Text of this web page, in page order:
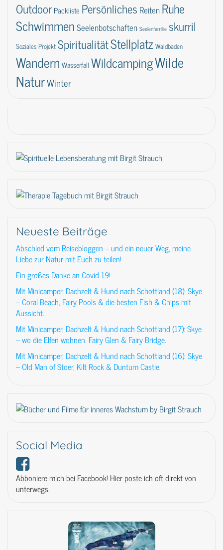
Outdoor Packliste Persönliches ReitenRuhe
SchwimmenSeelenbotschaften Seelenfamilie skurril
Soziales ProjektSpiritualitätStellplatzWaldbaden
Wandern Wasserfall WildcampingWilde
NaturWinter
Neueste Beiträge
Abschied vom Reisebloggen – und ein neuer Weg, meine
Liebe zur Natur mit Euch zu teilen!
Ein großes Danke an Covid-19!
Mit Minicamper, Dachzelt & Hund nach Schottland (18): Skye
– Coral Beach, Fairy Pools & die besten Fish & Chips mit
Aussicht.
Mit Minicamper, Dachzelt & Hund nach Schottland (17): Skye
– wo die Elfen wohnen. Fairy Glen & Fairy Bridge.
Mit Minicamper, Dachzelt & Hund nach Schottland (16): Skye
– Old Man of Stoer, Kilt Rock & Duntum Castle.
Social Media
Abboniere mich bei Facebook! Hier poste ich oft direkt von
unterwegs.